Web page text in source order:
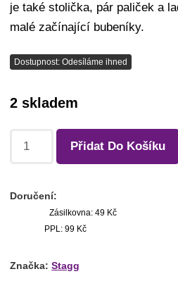
je také stolička, pár paliček a
malé začínající bubeníky.
Dostupnost: Odesíláme ihned
2 skladem
Přidat Do Košíku
Doručení:
Zásilkovna: 49 Kč
PPL: 99 Kč
Značka: Stagg